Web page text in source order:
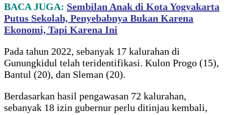
BACA JUGA: Sembilan Anak di Kota Yogyakarta
Putus Sekolah, Penyebabnya Bukan Karena
Ekonomi, Tapi Karena Ini
Pada tahun 2022, sebanyak 17 kalurahan di
Gunungkidul telah teridentifikasi. Kulon Progo (15),
Bantul (20), dan Sleman (20).
Berdasarkan hasil pengawasan 72 kalurahan,
sebanyak 18 izin gubernur perlu ditinjau kembali,